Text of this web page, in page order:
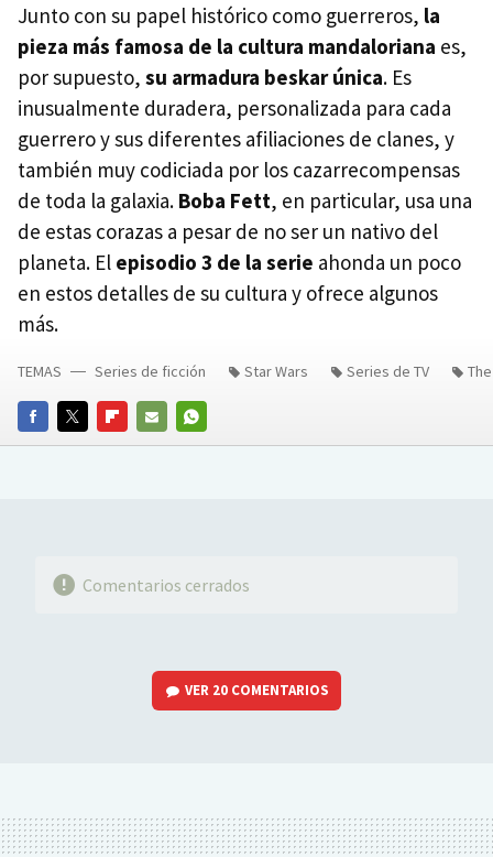
Junto con su papel histórico como guerreros, la
pieza más famosa de la cultura mandaloriana es,
por supuesto, su armadura beskar única. Es
inusualmente duradera, personalizada para cada
guerrero y sus diferentes afiliaciones de clanes, y
también muy codiciada por los cazarrecompensas
de toda la galaxia. Boba Fett, en particular, usa una
de estas corazas a pesar de no ser un nativo del
planeta. El episodio 3 de la serie ahonda un poco
en estos detalles de su cultura y ofrece algunos
más.
FACEBOOKTWITTERFLIPBOARD
E-
WHATSAPP
TEMAS Series de ficción Star Wars Series de TV
Comentarios cerrados
VER 20 COMENTARIOS